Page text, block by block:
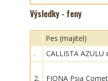
Výsledky - feny
Pes (majitel)
.
CALLISTA AZULU
2. FIONA Psia